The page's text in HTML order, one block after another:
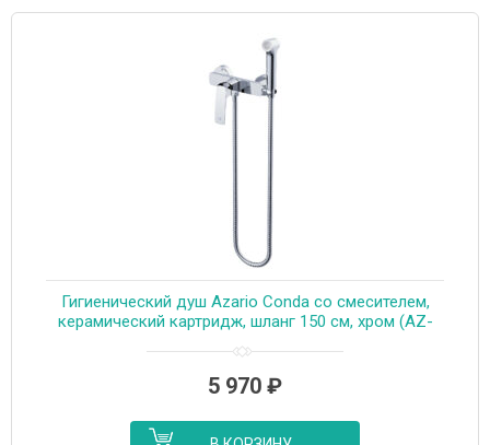
Гигиенический душ Azario Conda со смесителем,
керамический картридж, шланг 150 см, хром (AZ-
5 970 ₽